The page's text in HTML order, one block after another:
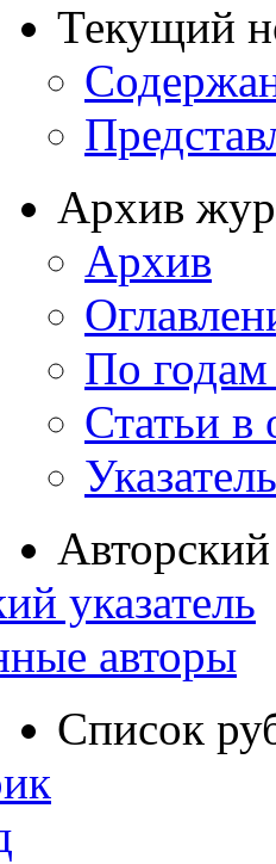
Текущий
Архив
Архив
По
Статьи в
Авторский
указатель
авторы
Список